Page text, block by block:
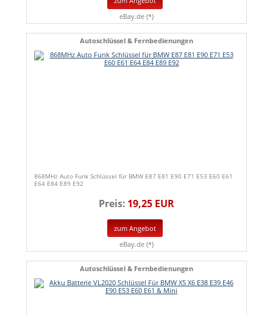
eBay.de (*)
Autoschlüssel & Fernbedienungen
868MHz Auto Funk Schlüssel für BMW E87 E81 E90 E71 E53 E60 E61
E64 E84 E89 E92
Preis: 19,25 EUR
zum Angebot
eBay.de (*)
Autoschlüssel & Fernbedienungen